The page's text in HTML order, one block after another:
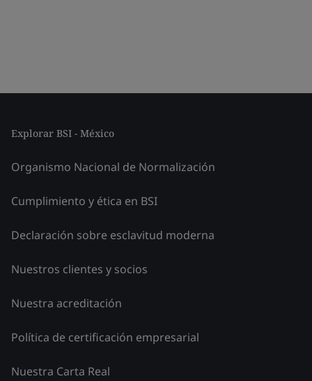
Explorar BSI - México
Organismo Nacional de Normalización
Cumplimiento y ética en BSI
Declaración sobre esclavitud moderna
Nuestros clientes y socios
Nuestra acreditación
Política de certificación empresarial
Nuestra Carta Real